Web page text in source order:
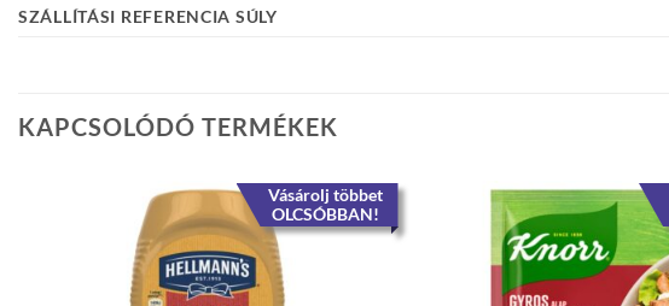
SZÁLLÍTÁSI REFERENCIA SÚLY
KAPCSOLÓDÓ TERMÉKEK
Vásárolj többet
OLCSÓBBAN!